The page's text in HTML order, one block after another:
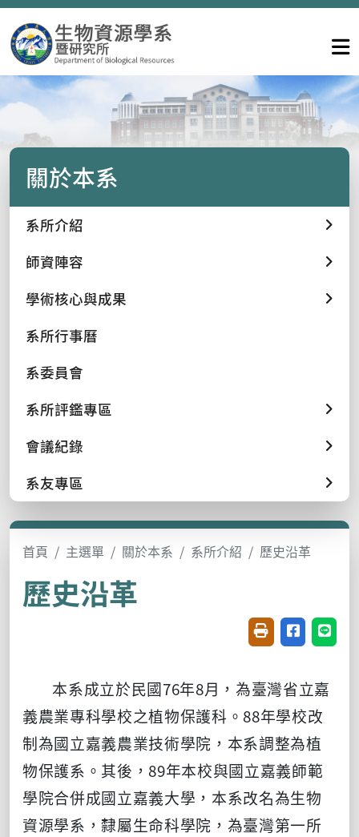
關於本系
系所介紹
師資陣容
學術核心與成果
系所行事曆
系委員會
系所評鑑專區
會議紀錄
系友專區
首頁 主選單 關於本系 系所介紹 歷史沿革
歷史沿革
友善列印(開新視
分享至臉書
分享
本系成立於民國76年8月，為臺灣省立嘉
義農業專科學校之植物保護科。88年學校改
制為國立嘉義農業技術學院，本系調整為植
物保護系。其後，89年本校與國立嘉義師範
學院合併成國立嘉義大學，本系改名為生物
資源學系，隸屬生命科學院，為臺灣第一所